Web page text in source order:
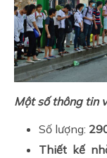
Một số thông tin
Số lượng:
Thiết kế